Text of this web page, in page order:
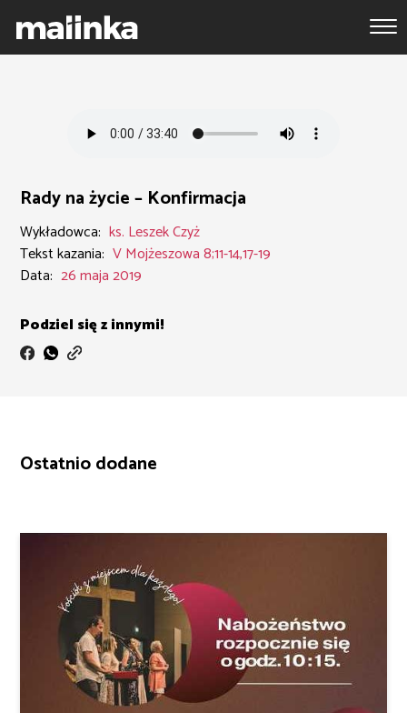
Rady na życie – Konfirmacja
Wykładowca: ks. Leszek Czyż
Tekst kazania: V Mojżeszowa 8;11-14,17-19
Data: 26 maja 2019
Podziel się z innymi!
Ostatnio dodane